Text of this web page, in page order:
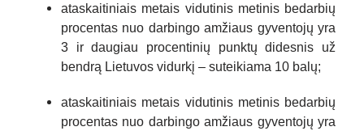
ataskaitiniais metais vidutinis metinis bedarbių
procentas nuo darbingo amžiaus gyventojų yra
3 ir daugiau procentinių punktų didesnis už
bendrą Lietuvos vidurkį – suteikiama 10 balų;
ataskaitiniais metais vidutinis metinis bedarbių
procentas nuo darbingo amžiaus gyventojų yra